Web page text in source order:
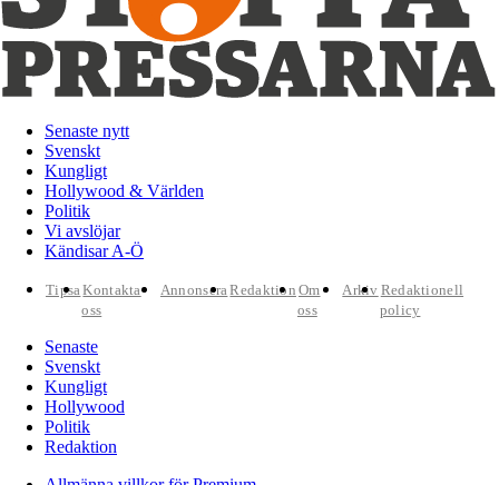
Senaste nytt
Svenskt
Kungligt
Hollywood & Världen
Politik
Vi avslöjar
Kändisar A-Ö
TipsaKontakta
oss
AnnonseraRedaktion Om
oss
Arkiv Redaktionell
policy
Senaste
Svenskt
Kungligt
Hollywood
Politik
Redaktion